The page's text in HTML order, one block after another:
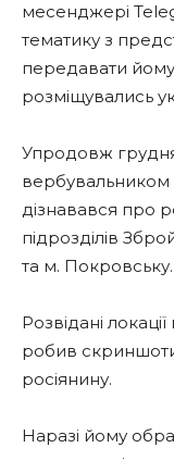
месенджері
тематику з
передавати йому
розміщувались
Упродовж
вербувальником
дізнавався про
підрозділів
та м. Покровську.
Розвідані
робив
росіянину.
Наразі йому